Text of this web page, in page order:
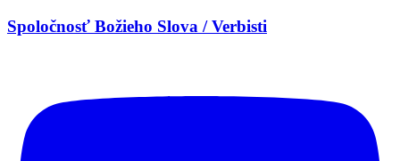
Spoločnosť Božieho Slova / Verbisti